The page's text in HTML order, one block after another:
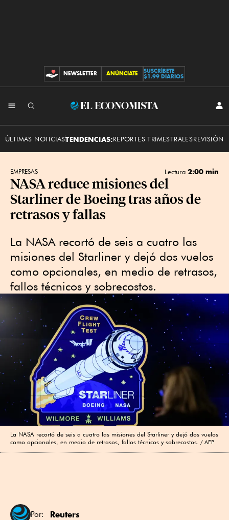
CONTRIBUCIONES
NEWSLETTER ANÚNCIATE
SUSCRÍBETE
$1.99 DIARIOS
El
ÚLTIMAS NOTICIASTENDENCIAS:REPORTES TRIMESTRALESREVISIÓN
EMPRESAS Lectura 2:00 min
NASA reduce misiones del
Starliner de Boeing tras años de
retrasos y fallas
La NASA recortó de seis a cuatro las
misiones del Starliner y dejó dos vuelos
como opcionales, en medio de retrasos,
fallos técnicos y sobrecostos.
La NASA recortó de seis a cuatro las misiones del Starliner y dejó dos vuelos
como opcionales, en medio de retrasos, fallos técnicos y sobrecostos.
AFP
Por: Reuters